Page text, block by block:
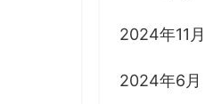
2024年11月
2024年6月